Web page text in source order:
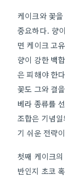
케이크와 꽃
중요하다. 향
면 케이크 고
향이 강한 백
은 피해야 한
꽃도 그와 결
베라 종류를
조합은 기념
기 쉬운 전략
첫째 케이크
반인지 초코